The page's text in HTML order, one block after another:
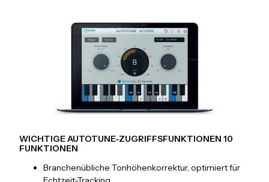
WICHTIGE AUTOTUNE-ZUGRIFFSFUNKTIONEN 10
FUNKTIONEN
Branchenübliche Tonhöhenkorrektur, optimiert für